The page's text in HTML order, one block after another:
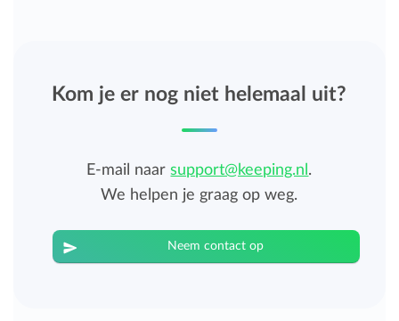
Kom je er nog niet helemaal uit?
E-mail naarsupport@keeping.nl .
We helpen je graag op weg.
Neem contact op